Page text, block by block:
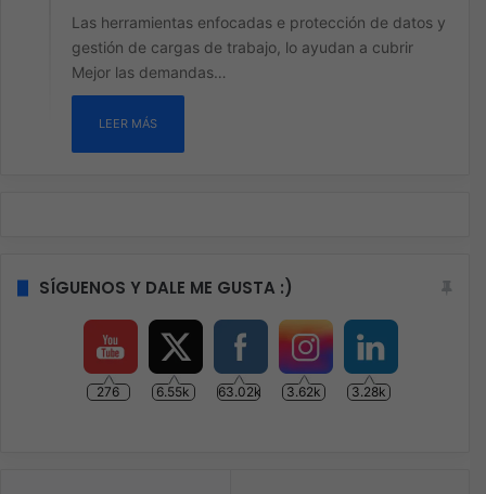
Las herramientas enfocadas e protección de datos y
gestión de cargas de trabajo, lo ayudan a cubrir
Mejor las demandas…
LEER MÁS
SÍGUENOS Y DALE ME GUSTA :)
276 6.55k 63.02k 3.62k 3.28k